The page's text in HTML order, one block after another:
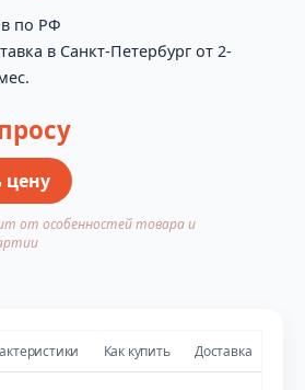
по РФ
цену
от особенностей товара и
Как купить Доставка